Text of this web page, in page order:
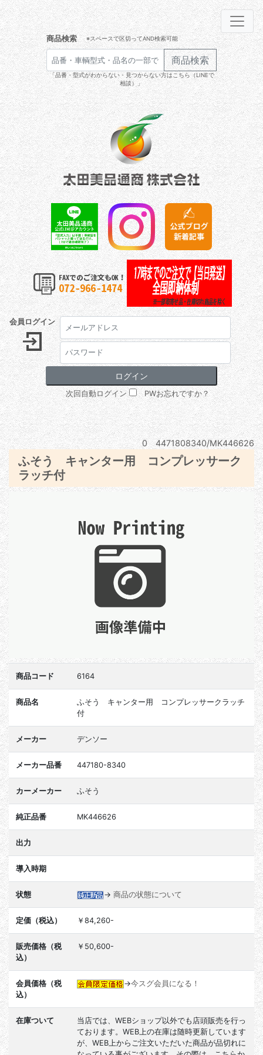
商品検索 ※スペースで区切ってAND検索可能
商品検索
「品番・型式がわからない・見つからない方はこちら（LINEで
相談）」
会員ログイン
次回自動ログイン PWお忘れですか？
0 4471808340/MK446626
ふそう キャンター用 コンプレッサーク
ラッチ付
商品コード 6164
商品名
ふそう キャンター用 コンプレッサークラッチ
付
メーカー デンソー
メーカー品番 447180-8340
カーメーカー ふそう
純正品番 MK446626
出力
導入時期
状態 → 商品の状態について
定価（税込） ￥84,260-
販売価格（税
込）
￥50,600-
会員価格（税
込）
→今スグ会員になる！
在庫ついて
当店では、WEBショップ以外でも店頭販売を行っ
ております。WEB上の在庫は随時更新しています
が、WEB上からご注文いただいた商品が品切れに